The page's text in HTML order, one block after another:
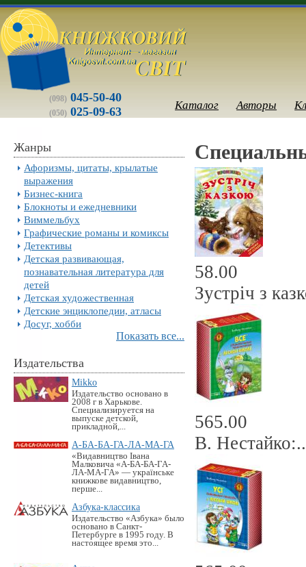
(098) 045-50-40
(050) 025-09-63 Каталог Авторы
Жанры
Афоризмы, цитаты, крылатые
выражения
Бизнес-книга
Блокноты и ежедневники
Виммельбух
Графические романы и комиксы
Детективы
Детская развивающая,
познавательная литература для
детей
Детская художественная
Детские энциклопедии, атласы
Досуг, хобби
Показать все...
Издательства
Mikko
Издательство основано в
2008 г в Харькове.
Специализируется на
выпуске детской,
прикладной,...
А-БА-БА-ГА-ЛА-МА-ГА
«Видавництво Івана
Малковича «А-БА-БА-ГА-
ЛА-МА-ГА» — українське
книжкове видавництво,
перше...
Азбука-классика
Издательство «Азбука» было
основано в Санкт-
Петербурге в 1995 году. В
настоящее время это...
58.00
Зустрiч з
565.00
В.